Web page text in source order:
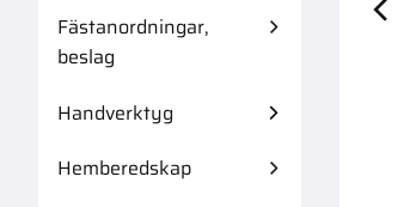
Fästanordningar,
beslag
Handverktyg
Hemberedskap